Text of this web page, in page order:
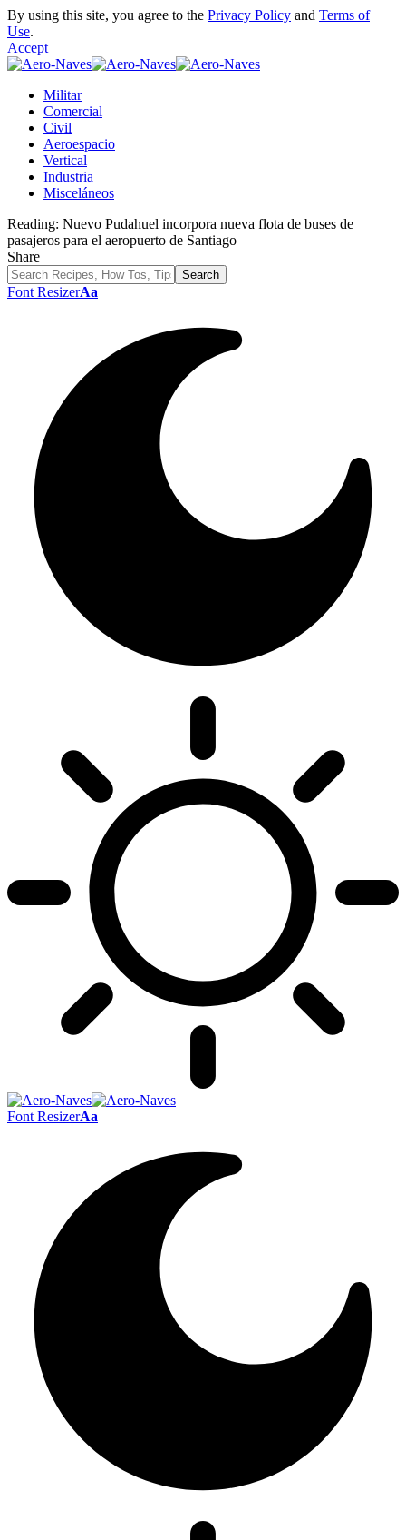
By using this site, you agree to the Privacy Policy and Terms of
Use.
Accept
Militar
Comercial
Civil
Aeroespacio
Vertical
Industria
Misceláneos
Reading: Nuevo Pudahuel incorpora nueva flota de buses de
pasajeros para el aeropuerto de Santiago
Share
Font ResizerAa
Font ResizerAa